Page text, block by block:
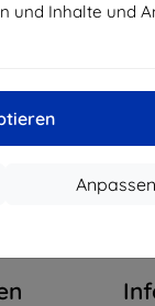
und Inhalte und
Anpassen
11,61 €
Lager > 5 Stk.